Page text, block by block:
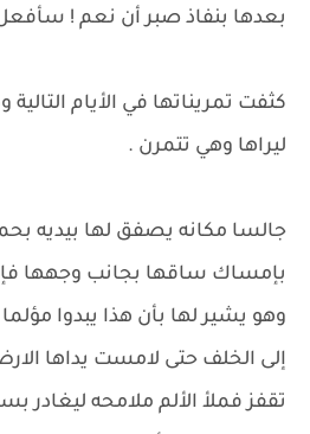
بعدها بنفاذ صبر أن نعم !
كثفت تمريناتها في الأيام
ليراها وهي تتمرن .
جالسا مكانه يصفق لها بيديه
بإمساك ساقها بجانب وجهها
وهو يشير لها بأن هذا يبدوا
إلى الخلف حتى لامست يداها
تقفز فملأ الألم ملامحه ليغادر